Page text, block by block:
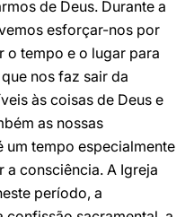
de Deus. Durante a
esforçar-nos por
o tempo e o lugar para
nos faz sair da
às coisas de Deus e
as nossas
um tempo especialmente
a consciência. A Igreja
período, a